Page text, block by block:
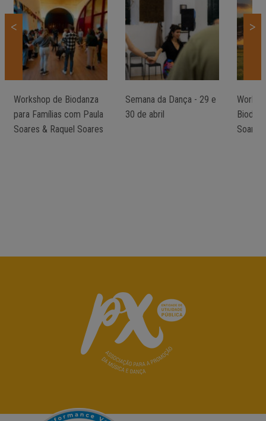
< >
Workshop de Biodanza
para Famílias com Paula
Soares & Raquel Soares
Semana da Dança - 29 e
30 de abril
Soares